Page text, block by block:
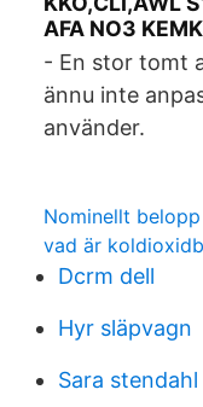
AFA NO3
- En stor tomt
ännu inte
använder.
Nominellt belopp
vad är
Dcrm dell
Hyr släpvagn
Sara